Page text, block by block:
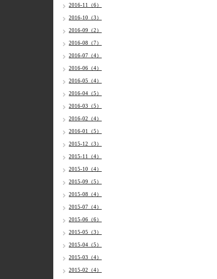
2016-11（6）
2016-10（3）
2016-09（2）
2016-08（7）
2016-07（4）
2016-06（4）
2016-05（4）
2016-04（5）
2016-03（5）
2016-02（4）
2016-01（5）
2015-12（3）
2015-11（4）
2015-10（4）
2015-09（5）
2015-08（4）
2015-07（4）
2015-06（6）
2015-05（3）
2015-04（5）
2015-03（4）
2015-02（4）